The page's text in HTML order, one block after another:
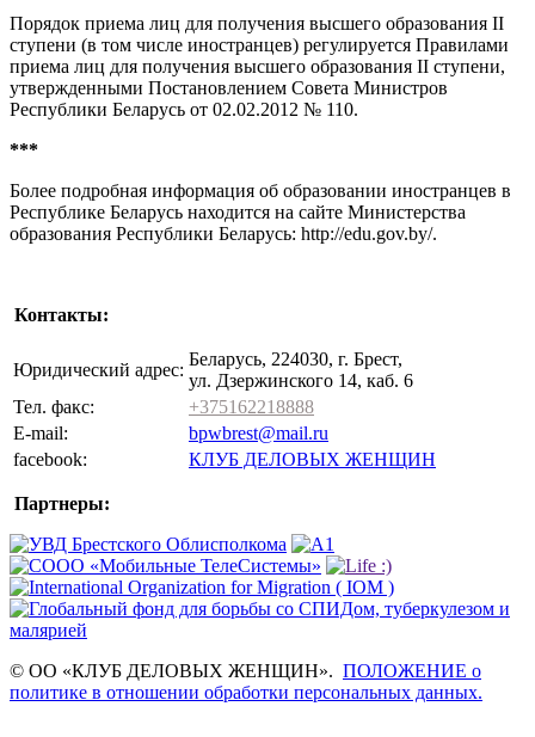
Порядок приема лиц для получения высшего образования II
ступени (в том числе иностранцев) регулируется Правилами
приема лиц для получения высшего образования II ступени,
утвержденными Постановлением Совета Министров
Республики Беларусь от 02.02.2012 № 110.
***
Более подробная информация об образовании иностранцев в
Республике Беларусь находится на сайте Министерства
образования Республики Беларусь: http://edu.gov.by/.
Контакты:
Юридический адрес:
Беларусь, 224030, г. Брест,
ул. Дзержинского 14, каб. 6
Тел. факс:
+375162218888
E-mail:
bpwbrest@mail.ru
facebook:
КЛУБ ДЕЛОВЫХ ЖЕНЩИН
Партнеры:
© ОО «КЛУБ ДЕЛОВЫХ ЖЕНЩИН». ПОЛОЖЕНИЕ о
политике в отношении обработки персональных данных.